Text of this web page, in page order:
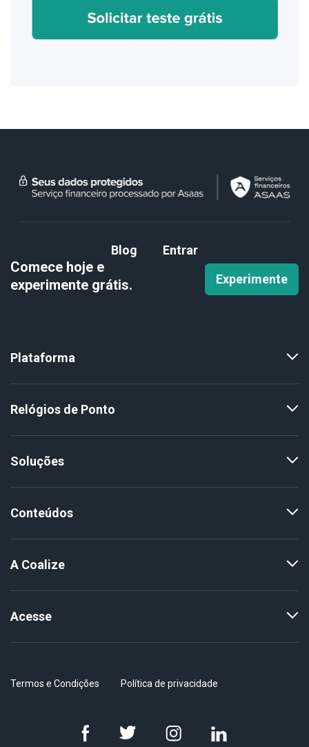
Blog Entrar
Comece hoje e
experimente grátis. Experimente
Plataforma
Relógios de Ponto
Soluções
Conteúdos
A Coalize
Acesse
Termos e Condições Política de privacidade